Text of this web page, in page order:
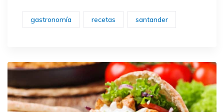
gastronomía recetas santander